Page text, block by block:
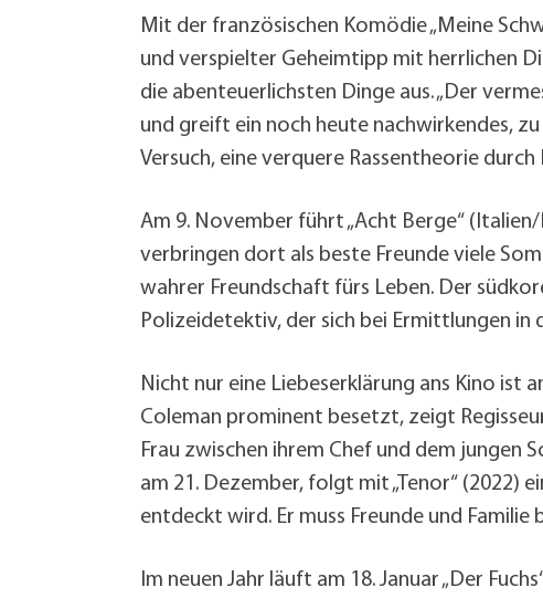
Klimaschutzkonzept
Mitarbeiter von A bis Z
Öffentliche Toiletten
Satzungen, Verordnungen, Richtlinien
Schnittgut- und Recyclingplatz
Service BW
Veranstaltungskalender
Was erledige ich wo?
Wegbeschreibung
Mit der französischen Komödie „Meine
und verspielter Geheimtipp mit herrlichen
die abenteuerlichsten Dinge aus. „Der
und greift ein noch heute nachwirkendes,
Versuch, eine verquere Rassentheorie
Am 9. November führt „Acht Berge“
verbringen dort als beste Freunde viele
wahrer Freundschaft fürs Leben. Der
Polizeidetektiv, der sich bei Ermittlungen
Nicht nur eine Liebeserklärung ans Kino ist
Coleman prominent besetzt, zeigt
Frau zwischen ihrem Chef und dem jungen
am 21. Dezember, folgt mit „Tenor“ (2022)
entdeckt wird. Er muss Freunde und
Im neuen Jahr läuft am 18. Januar „Der